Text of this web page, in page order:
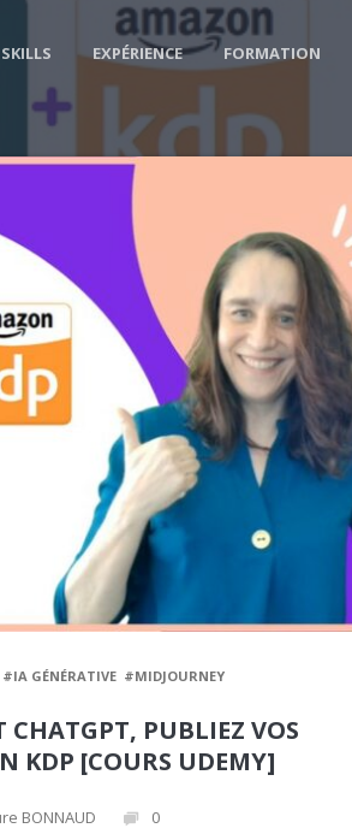
SKILLS EXPÉRIENCE FORMATION
#IA GÉNÉRATIVE #MIDJOURNEY
CHATGPT, PUBLIEZ VOS
KDP [COURS UDEMY]
BONNAUD 0